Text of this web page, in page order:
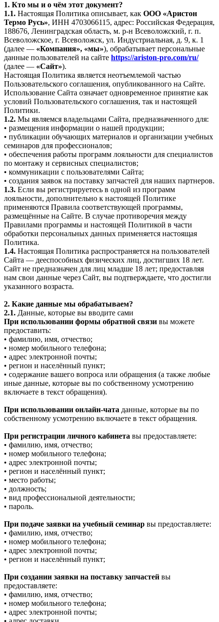
1. Кто мы и о чём этот документ?
1.1. Настоящая Политика описывает, как ООО «Аристон
Термо Русь», ИНН 4703066115, адрес: Российская Федерация,
188676, Ленинградская область, м. р-н Всеволожский, г. п.
Всеволожское, г. Всеволожск, ул. Индустриальная, д. 9, к. 1
(далее — «Компания», «мы»), обрабатывает персональные
данные пользователей на сайте https://ariston-pro.com/ru/
(далее — «Сайт»).
Настоящая Политика является неотъемлемой частью
Пользовательского соглашения, опубликованного на Сайте.
Использование Сайта означает одновременное принятие как
условий Пользовательского соглашения, так и настоящей
Политики.
1.2. Мы являемся владельцами Сайта, предназначенного для:
• размещения информации о нашей продукции;
• публикации обучающих материалов и организации учебных
семинаров для профессионалов;
• обеспечения работы программ лояльности для специалистов
по монтажу и сервисных специалистов;
• коммуникации с пользователями Сайта;
• создания заявок на поставку запчастей для наших партнеров.
1.3. Если вы регистрируетесь в одной из программ
лояльности, дополнительно к настоящей Политике
применяются Правила соответствующей программы,
размещённые на Сайте. В случае противоречия между
Правилами программы и настоящей Политикой в части
обработки персональных данных применяется настоящая
Политика.
1.4. Настоящая Политика распространяется на пользователей
Сайта — дееспособных физических лиц, достигших 18 лет.
Сайт не предназначен для лиц младше 18 лет; предоставляя
нам свои данные через Сайт, вы подтверждаете, что достигли
указанного возраста.
2. Какие данные мы обрабатываем?
2.1. Данные, которые вы вводите сами
При использовании формы обратной связи вы можете
предоставить:
• фамилию, имя, отчество;
• номер мобильного телефона;
• адрес электронной почты;
• регион и населённый пункт;
• содержание вашего вопроса или обращения (а также любые
иные данные, которые вы по собственному усмотрению
включаете в текст обращения).
При использовании онлайн-чата данные, которые вы по
собственному усмотрению включаете в текст обращения.
При регистрации личного кабинета вы предоставляете:
• фамилию, имя, отчество;
• номер мобильного телефона;
• адрес электронной почты;
• регион и населённый пункт;
• место работы;
• должность;
• вид профессиональной деятельности;
• пароль.
При подаче заявки на учебный семинар вы предоставляете:
• фамилию, имя, отчество;
• номер мобильного телефона;
• адрес электронной почты;
• регион и населённый пункт;
При создании заявки на поставку запчастей вы
предоставляете:
• фамилию, имя, отчество;
• номер мобильного телефона;
• адрес электронной почты;